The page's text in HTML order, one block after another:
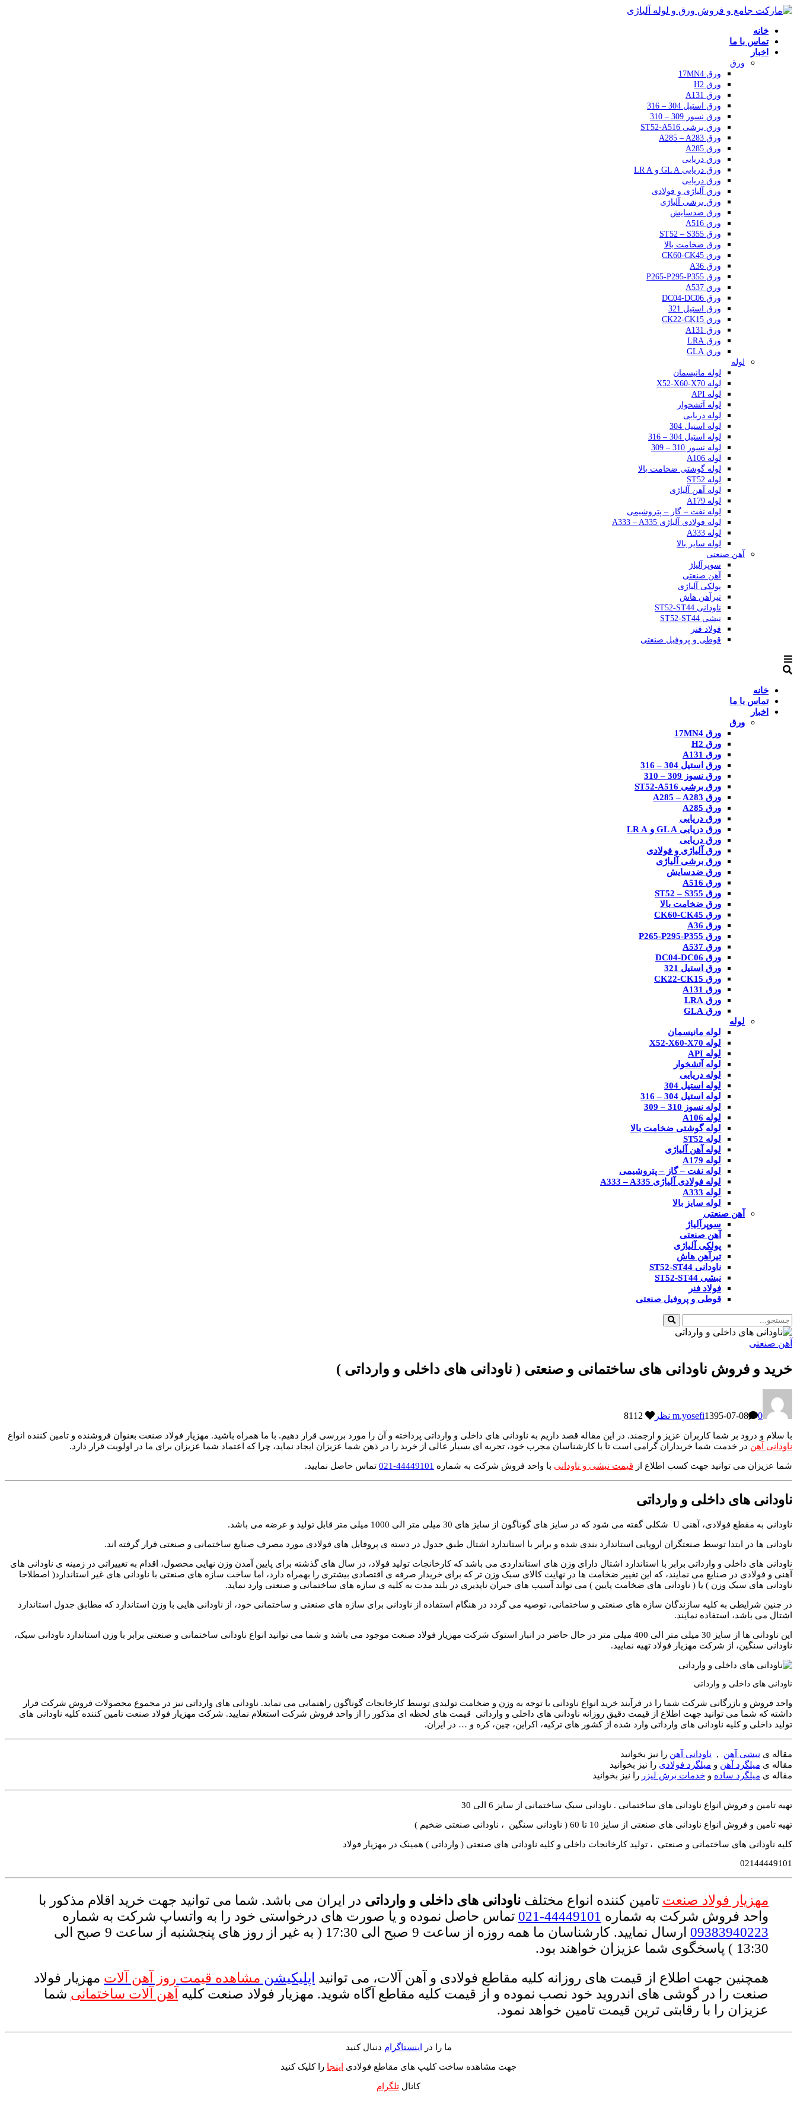
خانه
تماس با ما
اخبار
ورق
ورق 17MN4
ورق H2
ورق A131
ورق استیل 304 – 316
ورق نسوز 309 – 310
ورق برشی ST52-A516
ورق A285 – A283
ورق A285
ورق دریایی
ورق دریایی GL A و LR A
ورق دریایی
ورق آلیاژی و فولادی
ورق برشی آلیاژی
ورق ضدسایش
ورق A516
ورق ST52 – S355
ورق ضخامت بالا
ورق CK60-CK45
ورق A36
ورق P265-P295-P355
ورق A537
ورق DC04-DC06
ورق استیل 321
ورق CK22-CK15
ورق A131
ورق LRA
ورق GLA
لوله
لوله مانیسمان
لوله X52-X60-X70
لوله API
لوله آتشخوار
لوله دریایی
لوله استیل 304
لوله استیل 304 – 316
لوله نسوز 310 – 309
لوله A106
لوله گوشتی ضخامت بالا
لوله ST52
لوله آهن آلیاژی
لوله A179
لوله نفت – گاز – پتروشیمی
لوله فولادی آلیاژی A333 – A335
لوله A333
لوله سایز بالا
آهن صنعتی
سوپرآلیاژ
آهن صنعتی
پولکی آلیاژی
تیرآهن هاش
ناودانی ST52-ST44
نبشی ST52-ST44
فولاد فنر
قوطی و پروفیل صنعتی
خانه
تماس با ما
اخبار
ورق
ورق 17MN4
ورق H2
ورق A131
ورق استیل 304 – 316
ورق نسوز 309 – 310
ورق برشی ST52-A516
ورق A285 – A283
ورق A285
ورق دریایی
ورق دریایی GL A و LR A
ورق دریایی
ورق آلیاژی و فولادی
ورق برشی آلیاژی
ورق ضدسایش
ورق A516
ورق ST52 – S355
ورق ضخامت بالا
ورق CK60-CK45
ورق A36
ورق P265-P295-P355
ورق A537
ورق DC04-DC06
ورق استیل 321
ورق CK22-CK15
ورق A131
ورق LRA
ورق GLA
لوله
لوله مانیسمان
لوله X52-X60-X70
لوله API
لوله آتشخوار
لوله دریایی
لوله استیل 304
لوله استیل 304 – 316
لوله نسوز 310 – 309
لوله A106
لوله گوشتی ضخامت بالا
لوله ST52
لوله آهن آلیاژی
لوله A179
لوله نفت – گاز – پتروشیمی
لوله فولادی آلیاژی A333 – A335
لوله A333
لوله سایز بالا
آهن صنعتی
سوپرآلیاژ
آهن صنعتی
پولکی آلیاژی
تیرآهن هاش
ناودانی ST52-ST44
نبشی ST52-ST44
فولاد فنر
قوطی و پروفیل صنعتی
آهن صنعتی
خرید و فروش ناودانی های ساختمانی و صنعتی ( ناودانی های داخلی و وارداتی )
m.yosefi1395-07-08 0 نظر
با سلام و درود بر شما کاربران عزیز و ارجمند. در این مقاله قصد داریم به ناودانی های داخلی و وارداتی پرداخته و آن را مورد بررسی قرار دهیم. با ما همراه باشید. مهزیار فولاد صنعت بعنوان فروشنده و تامین کننده انواع
ناودانی آهن در خدمت شما خریداران گرامی است تا با کارشناسان مجرب خود، تجربه ای بسیار عالی از خرید را در ذهن شما عزیزان ایجاد نماید، چرا که اعتماد شما عزیزان برای ما در اولویت قرار دارد.
شما عزیزان می توانید جهت کسب اطلاع از قیمت نبشی و ناودانی با واحد فروش شرکت به شماره 44449101-021 تماس حاصل نمایید.
ناودانی های داخلی و وارداتی
ناودانی به مقطع فولادی، آهنی U شکلی گفته می شود که در سایز های گوناگون از سایز های 30 میلی متر الی 1000 میلی متر قابل تولید و عرضه می باشد.
ناودانی ها در ابتدا توسط صنعتگران اروپایی استاندارد بندی شده و برابر با استاندارد اشتال طبق جدول در دسته ی پروفایل های فولادی مورد مصرف صنایع ساختمانی و صنعتی قرار گرفته اند.
ناودانی های داخلی و وارداتی برابر با استاندارد اشتال دارای وزن های استانداردی می باشد که کارخانجات تولید فولاد، در سال های گذشته برای پایین آمدن وزن نهایی محصول، اقدام به تغییراتی در زمینه ی ناودانی های
آهنی و فولادی در صنایع می نمایند، که این تغییر ضخامت ها در نهایت کالای سبک وزن تر که برای خریدار صرفه ی اقتصادی بیشتری را بهمراه دارد، اما ساخت سازه های صنعتی با ناودانی های غیر استاندارد( اصطلاحا
ناودانی های سبک وزن ) یا ( ناودانی های ضخامت پایین ) می تواند آسیب های جبران ناپذیری در بلند مدت به کلیه ی سازه های ساختمانی و صنعتی وارد نماید.
در چنین شرایطی به کلیه سازندگان سازه های صنعتی و ساختمانی، توصیه می گردد در هنگام استفاده از ناودانی برای سازه های صنعتی و ساختمانی خود، از ناودانی هایی با وزن استاندارد که مطابق جدول استاندارد
اشتال می باشد، استفاده نمایند.
این ناودانی ها از سایز 30 میلی متر الی 400 میلی متر در حال حاضر در انبار استوک شرکت مهزیار فولاد صنعت موجود می باشد و شما می توانید انواع ناودانی ساختمانی و صنعتی برابر با وزن استاندارد ناودانی سبک،
ناودانی سنگین، از شرکت مهزیار فولاد تهیه نمایید.
ناودانی های داخلی و وارداتی
واحد فروش و بازرگانی شرکت شما را در فرآیند خرید انواع ناودانی با توجه به وزن و ضخامت تولیدی توسط کارخانجات گوناگون راهنمایی می نماید. ناودانی های وارداتی نیز در مجموع محصولات فروش شرکت قرار
داشته که شما می توانید جهت اطلاع از قیمت دقیق روزانه ناودانی های داخلی و وارداتی قیمت های لحظه ای مذکور را از واحد فروش شرکت استعلام نمایید. شرکت مهزیار فولاد صنعت تامین کننده کلیه ناودانی های
تولید داخلی و کلیه ناودانی های وارداتی وارد شده از کشور های ترکیه، اکراین، چین، کره و … در ایران.
مقاله ی نبشی آهن , ناودانی آهن را نیز بخوانید
مقاله ی میلگرد آهن و میلگرد فولادی را نیز بخوانید
مقاله ی میلگرد ساده و خدمات برش لیزر را نیز بخوانید
تهیه تامین و فروش انواع ناودانی های ساختمانی . ناودانی سبک ساختمانی از سایز 6 الی 30
تهیه تامین و فروش انواع ناودانی های صنعتی از سایز 10 تا 60 ( ناودانی سنگین ، ناودانی صنعتی ضخیم )
کلیه ناودانی های ساختمانی و صنعتی ، تولید کارخانجات داخلی و کلیه ناودانی های صنعتی ( وارداتی ) همینک در مهزیار فولاد
02144449101
مهزیار فولاد صنعت تامین کننده انواع مختلف ناودانی های داخلی و وارداتی در ایران می باشد. شما می توانید جهت خرید اقلام مذکور با
واحد فروش شرکت به شماره 44449101-021
تماس حاصل نموده و یا صورت های درخواستی خود را به واتساپ شرکت به شماره
09383940223
ارسال نمایید. کارشناسان ما همه روزه از ساعت 9 صبح الی 17:30 ( به غیر از روز های پنجشنبه از ساعت 9 صبح الی
13:30 ) پاسخگوی شما عزیزان خواهند بود.
همچنین جهت اطلاع از قیمت های روزانه کلیه مقاطع فولادی و آهن آلات، می توانید اپلیکیشن مشاهده قیمت روز آهن آلات مهزیار فولاد
صنعت را در گوشی های اندروید خود نصب نموده و از قیمت کلیه مقاطع آگاه شوید. مهزیار فولاد صنعت کلیه آهن آلات ساختمانی شما
عزیزان را با رقابتی ترین قیمت تامین خواهد نمود.
ما را در اینستاگرام دنبال کنید
جهت مشاهده ساخت کلیپ های مقاطع فولادی اینجا را کلیک کنید
کانال تلگرام